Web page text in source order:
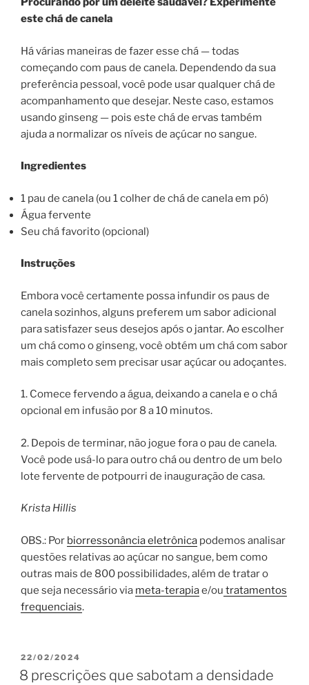
este chá de canela
Há várias maneiras de fazer esse chá — todas
começando com paus de canela. Dependendo da sua
preferência pessoal, você pode usar qualquer chá de
acompanhamento que desejar. Neste caso, estamos
usando ginseng — pois este chá de ervas também
ajuda a normalizar os níveis de açúcar no sangue.
Ingredientes
1 pau de canela (ou 1 colher de chá de canela em pó)
Água fervente
Seu chá favorito (opcional)
Instruções
Embora você certamente possa infundir os paus de
canela sozinhos, alguns preferem um sabor adicional
para satisfazer seus desejos após o jantar. Ao escolher
um chá como o ginseng, você obtém um chá com sabor
mais completo sem precisar usar açúcar ou adoçantes.
1. Comece fervendo a água, deixando a canela e o chá
opcional em infusão por 8 a 10 minutos.
2. Depois de terminar, não jogue fora o pau de canela.
Você pode usá-lo para outro chá ou dentro de um belo
lote fervente de potpourri de inauguração de casa.
Krista Hillis
OBS.: Por biorressonância eletrônica podemos analisar
questões relativas ao açúcar no sangue, bem como
outras mais de 800 possibilidades, além de tratar o
que seja necessário via meta-terapiae/ou tratamentos
frequenciais.
PUBLICADO
EM
22/02/2024
8 prescrições que sabotam a densidade